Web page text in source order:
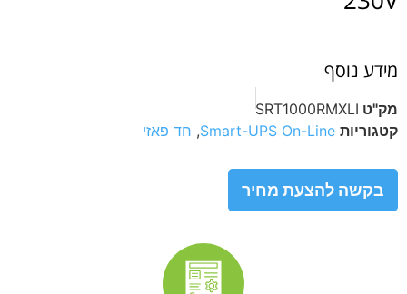
Smart-UPS On-Line
,חד פאזי
להצעת מחיר